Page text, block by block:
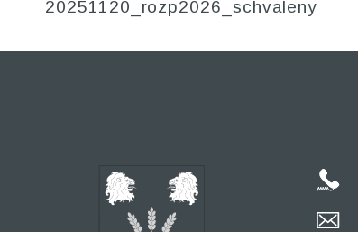
20251120_rozp2026_schvaleny